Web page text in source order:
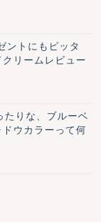
ントにもピッタ
リームレビュー
たりな、ブルーベ
ウカラーって何